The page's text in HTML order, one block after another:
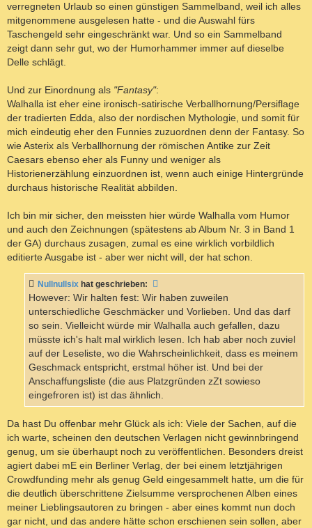
verregneten Urlaub so einen günstigen Sammelband, weil ich alles
mitgenommene ausgelesen hatte - und die Auswahl fürs
Taschengeld sehr eingeschränkt war. Und so ein Sammelband
zeigt dann sehr gut, wo der Humorhammer immer auf dieselbe
Delle schlägt.
Und zur Einordnung als "Fantasy":
Walhalla ist eher eine ironisch-satirische Verballhornung/Persiflage
der tradierten Edda, also der nordischen Mythologie, und somit für
mich eindeutig eher den Funnies zuzuordnen denn der Fantasy. So
wie Asterix als Verballhornung der römischen Antike zur Zeit
Caesars ebenso eher als Funny und weniger als
Historienerzählung einzuordnen ist, wenn auch einige Hintergründe
durchaus historische Realität abbilden.
Ich bin mir sicher, den meissten hier würde Walhalla vom Humor
und auch den Zeichnungen (spätestens ab Album Nr. 3 in Band 1
der GA) durchaus zusagen, zumal es eine wirklich vorbildlich
editierte Ausgabe ist - aber wer nicht will, der hat schon.
Nullnullsix hat geschrieben:
However: Wir halten fest: Wir haben zuweilen
unterschiedliche Geschmäcker und Vorlieben. Und das darf
so sein. Vielleicht würde mir Walhalla auch gefallen, dazu
müsste ich's halt mal wirklich lesen. Ich hab aber noch zuviel
auf der Leseliste, wo die Wahrscheinlichkeit, dass es meinem
Geschmack entspricht, erstmal höher ist. Und bei der
Anschaffungsliste (die aus Platzgründen zZt sowieso
eingefroren ist) ist das ähnlich.
Da hast Du offenbar mehr Glück als ich: Viele der Sachen, auf die
ich warte, scheinen den deutschen Verlagen nicht gewinnbringend
genug, um sie überhaupt noch zu veröffentlichen. Besonders dreist
agiert dabei mE ein Berliner Verlag, der bei einem letztjährigen
Crowdfunding mehr als genug Geld eingesammelt hatte, um die für
die deutlich überschrittene Zielsumme versprochenen Alben eines
meiner Lieblingsautoren zu bringen - aber eines kommt nun doch
gar nicht, und das andere hätte schon erschienen sein sollen, aber